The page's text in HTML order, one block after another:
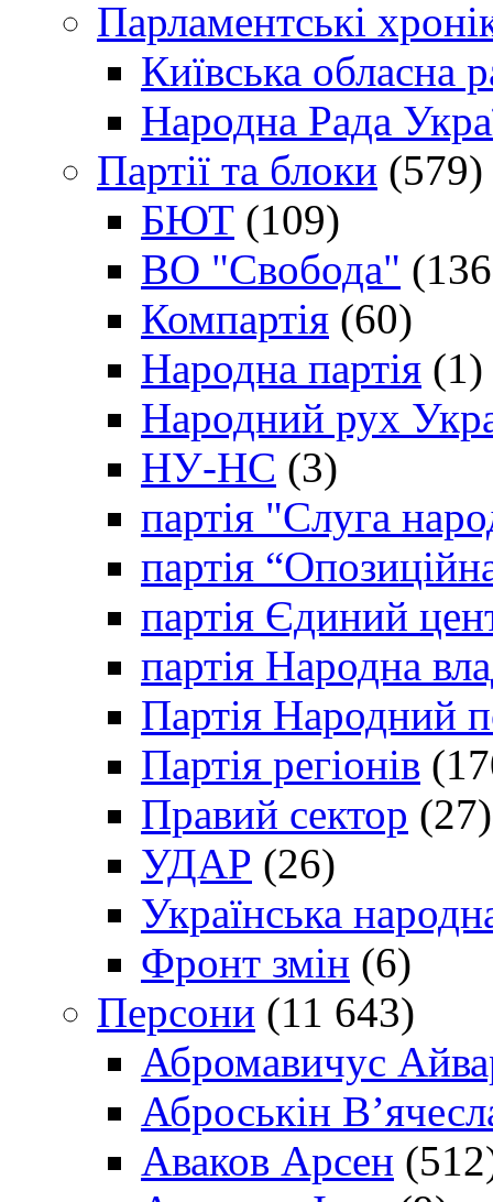
Парламентські
Київська обласна
Народна Рада
Партії та блоки (579)
БЮТ (109)
ВО "Свобода"
Компартія (60)
Народна партія (1)
Народний рух
НУ-НС (3)
партія "Слуга
партія
партія Єдиний
партія Народна
Партія Народний
Партія регіонів
Правий сектор (27)
УДАР (26)
Українська
Фронт змін (6)
Персони (11 643)
Абромавичус
Аброськін
Аваков Арсен